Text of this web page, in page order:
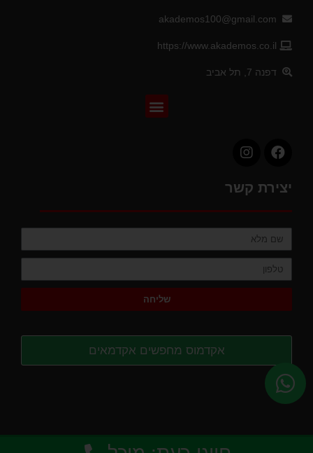
akademos100@gmail.com
https://www.akademos.co.il
דפנה 7, תל אביב
יצירת קשר
שליחה
אקדמוס מחפשים אקדמאים
נבנה על ידיבולדר שיווק דיגיטלי לעסקים© 2026